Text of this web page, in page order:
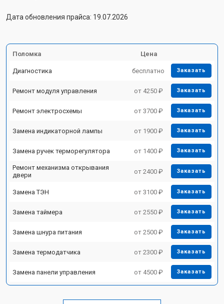
Дата обновления прайса: 19.07.2026
Поломка Цена
Диагностика бесплатно Заказать
Ремонт модуля управления от 4250 ₽ Заказать
Ремонт электросхемы от 3700 ₽ Заказать
Замена индикаторной лампы от 1900 ₽ Заказать
Замена ручек терморегулятора от 1400 ₽ Заказать
Ремонт механизма открывания
двери
от 2400 ₽ Заказать
Замена ТЭН от 3100 ₽ Заказать
Замена таймера от 2550 ₽ Заказать
Замена шнура питания от 2500 ₽ Заказать
Замена термодатчика от 2300 ₽ Заказать
Замена панели управления от 4500 ₽ Заказать